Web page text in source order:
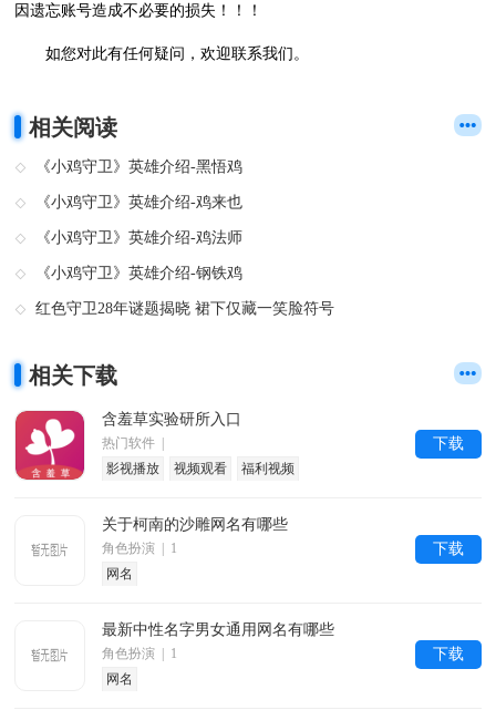
因遗忘账号造成不必要的损失！！！
如您对此有任何疑问，欢迎联系我们。
相关阅读
《小鸡守卫》英雄介绍-黑悟鸡
《小鸡守卫》英雄介绍-鸡来也
《小鸡守卫》英雄介绍-鸡法师
《小鸡守卫》英雄介绍-钢铁鸡
红色守卫28年谜题揭晓 裙下仅藏一笑脸符号
相关下载
含羞草实验研所入口
热门软件 |
影视播放
视频观看 福利视频
下载
关于柯南的沙雕网名有哪些
角色扮演 | 1
网名
下载
最新中性名字男女通用网名有哪些
角色扮演 | 1
网名
下载